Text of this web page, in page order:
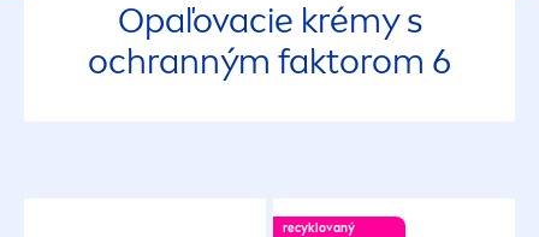
Opaľovacie krémy s
ochranným faktorom 6
recyklovaný